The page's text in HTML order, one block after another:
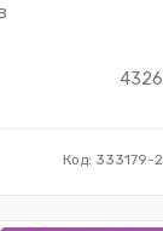
4326
Код: 333179-2